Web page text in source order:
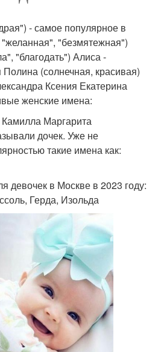
- самое популярное в
"безмятежная")
"благодать") Алиса -
(солнечная, красивая)
Ксения Екатерина
женские имена:
Маргарита
дочек. Уже не
такие имена как:
девочек в Москве в 2023 году:
Герда, Изольда